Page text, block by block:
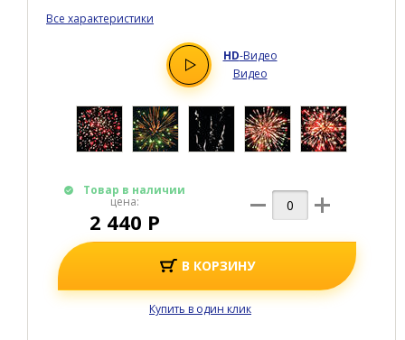
Все характеристики
HD-Видео
Видео
Товар в наличии
цена:
2 440 Р
В КОРЗИНУ
Купить в один клик